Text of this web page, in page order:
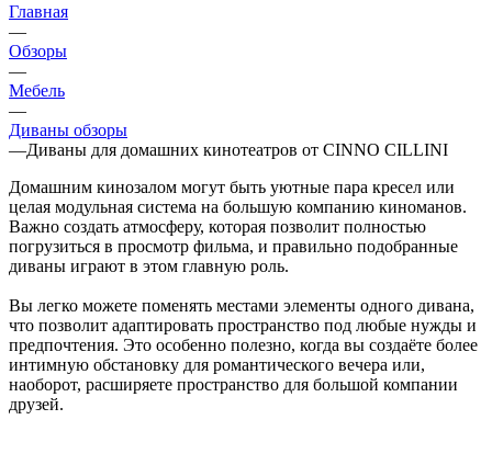
Главная
—
Обзоры
—
Мебель
—
Диваны обзоры
—Диваны для домашних кинотеатров от CINNO CILLINI
Домашним кинозалом могут быть уютные пара кресел или
целая модульная система на большую компанию киноманов.
Важно создать атмосферу, которая позволит полностью
погрузиться в просмотр фильма, и правильно подобранные
диваны играют в этом главную роль.
Вы легко можете поменять местами элементы одного дивана,
что позволит адаптировать пространство под любые нужды и
предпочтения. Это особенно полезно, когда вы создаёте более
интимную обстановку для романтического вечера или,
наоборот, расширяете пространство для большой компании
друзей.